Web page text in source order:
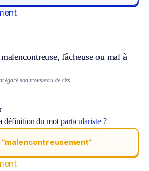
fâcheuse ou mal à
égaré son trousseau de clés.
définition du mot particulariste?
“malencontreusement“